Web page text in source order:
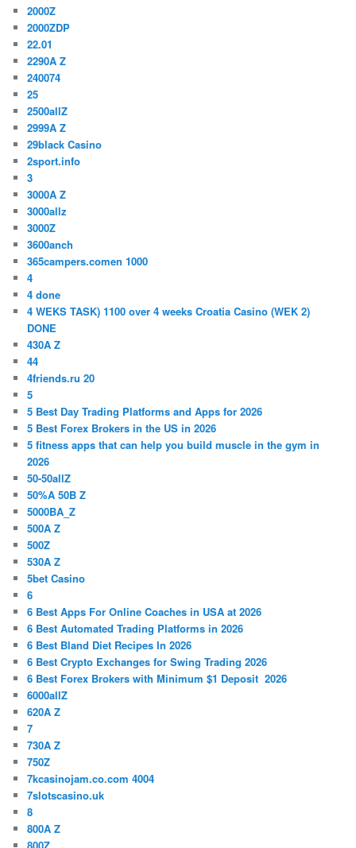
2000Z
2000ZDP
22.01
2290A Z
240074
25
2500allZ
2999A Z
29black Casino
2sport.info
3
3000A Z
3000allz
3000Z
3600anch
365campers.comen 1000
4
4 done
4 WEKS TASK) 1100 over 4 weeks Croatia Casino (WEK 2)
DONE
430A Z
44
4friends.ru 20
5
5 Best Day Trading Platforms and Apps for 2026
5 Best Forex Brokers in the US in 2026
5 fitness apps that can help you build muscle in the gym in
2026
50-50allZ
50%A 50B Z
5000BA_Z
500A Z
500Z
530A Z
5bet Casino
6
6 Best Apps For Online Coaches in USA at 2026
6 Best Automated Trading Platforms in 2026
6 Best Bland Diet Recipes In 2026
6 Best Crypto Exchanges for Swing Trading 2026
6 Best Forex Brokers with Minimum $1 Deposit ️ 2026
6000allZ
620A Z
7
730A Z
750Z
7kcasinojam.co.com 4004
7slotscasino.uk
8
800A Z